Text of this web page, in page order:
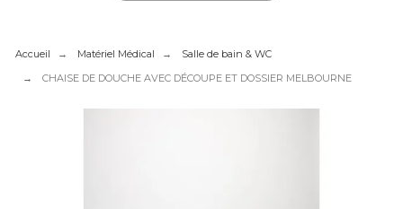
Accueil Matériel Médical
Salle de bain & WC
CHAISE DE DOUCHE AVEC DÉCOUPE ET DOSSIER MELBOURNE